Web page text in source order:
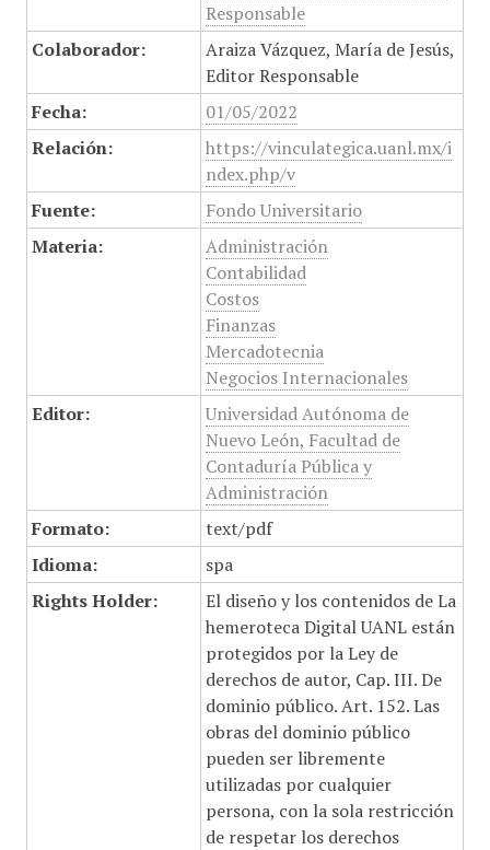
Responsable
Colaborador:
Araiza Vázquez, María de Jesús,
Editor Responsable
Fecha:
01/05/2022
Relación:
https://vinculategica.uanl.mx/i
ndex.php/v
Fuente:
Fondo Universitario
Materia:
Administración
Contabilidad
Costos
Finanzas
Mercadotecnia
Negocios Internacionales
Editor:
Universidad Autónoma de
Nuevo León, Facultad de
Contaduría Pública y
Administración
Formato:
text/pdf
Idioma:
spa
Rights Holder:
El diseño y los contenidos de La
hemeroteca Digital UANL están
protegidos por la Ley de
derechos de autor, Cap. III. De
dominio público. Art. 152. Las
obras del dominio público
pueden ser libremente
utilizadas por cualquier
persona, con la sola restricción
de respetar los derechos